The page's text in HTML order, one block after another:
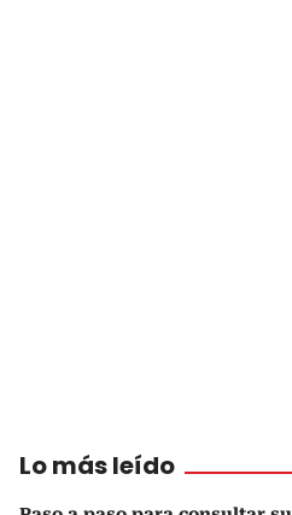
Lo más leído